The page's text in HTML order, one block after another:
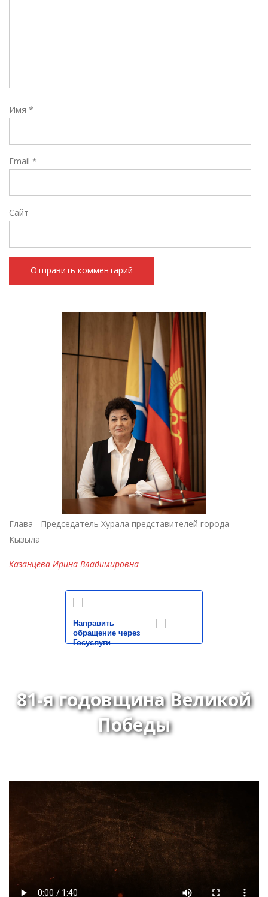
Имя *
Email *
Сайт
Глава - Председатель Хурала представителей города
Кызыла
Казанцева Ирина Владимировна
Направить
обращение через
Госуслуги
81-я годовщина Великой
Победы